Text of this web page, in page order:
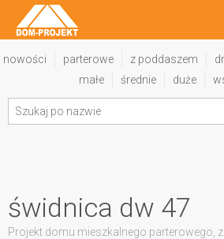
nowości parterowe z poddaszem
małe
średnie duże
świdnica dw 47
Projekt domu mieszkalnego parterowego,